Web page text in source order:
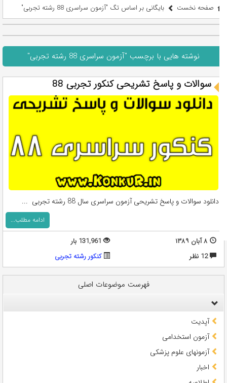
صفحه نخست بایگانی بر اساس تگ "آزمون سراسری 88 رشته تجربی"
نوشته هایی با برچسب "آزمون سراسری 88 رشته تجربی"
سوالات و پاسخ تشریحی کنکور تجربی 88
دانلود سوالات و پاسخ تشریحی آزمون سراسری سال 88 رشته تجربی ...
ادامه مطلب...
۸ آبان ۱۳۸۹
131,961 بار
12 نظر
کنکور رشته تجربی
فهرست موضوعات اصلی
آپدیت
آزمون استخدامی
آزمونهای علوم پزشکی
اخبار